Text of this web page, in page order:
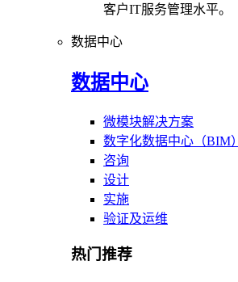
客户IT服务管理水平。
数据中心
数据中心
微模块解决方案
数字化数据中心（BIM）
咨询
设计
实施
验证及运维
热门推荐